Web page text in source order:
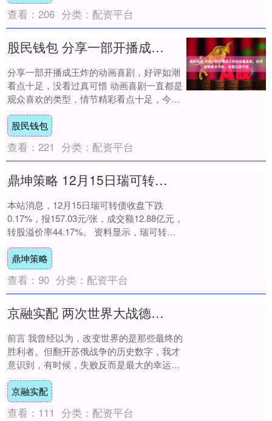
查看： 206 分类： 配资平台
股民钱包 分享一部开播成王炸的动画喜剧，好评如潮看点十足，没看过真可惜
分享一部开播成王炸的动画喜剧，好评如潮
看点十足，没看过真可惜 动画喜剧一直都是
观众喜欢的类型，情节精彩看点十足，今天
小编就给大家分享一部开播成王炸的动画喜
剧，好....
股民钱包
查看： 221 分类： 配资平台
鼎坤策略 12月15日瑞可转债下跌017%，转股溢价率4417%
本站消息，12月15日瑞可转债收盘下跌
0.17%，报157.03元/张，成交额12.88亿元，
转股溢价率44.17%。 资料显示，瑞可转债
信用级别为“AA-”，....
鼎坤策略
查看： 90 分类： 配资平台
京融实配 两次世界大战德国毁掉了俄罗斯人的未来，也间接拯救了东亚与欧洲
前言 我曾经以为，改变世界的是那些最终的
胜利者。但翻开苏俄战争的历史数字，我才
意识到，有时候，失败反而是最大的幸运。
展开剩余77% 战后，苏联在远东的开发陷
入....
京融实配
查看： 111 分类： 配资平台